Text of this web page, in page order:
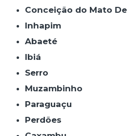
Conceição do Mato
Inhapim
Abaeté
Ibiá
Serro
Muzambinho
Paraguaçu
Perdões